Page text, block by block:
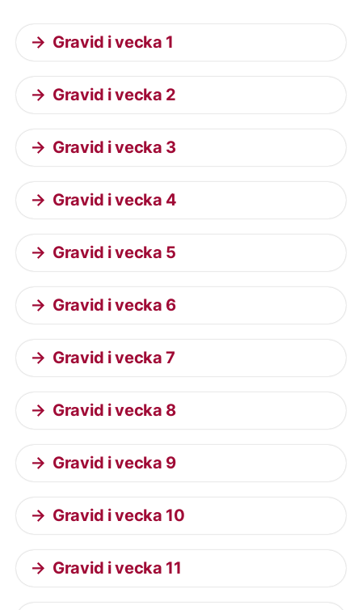
Gravid i vecka 1
Gravid i vecka 2
Gravid i vecka 3
Gravid i vecka 4
Gravid i vecka 5
Gravid i vecka 6
Gravid i vecka 7
Gravid i vecka 8
Gravid i vecka 9
Gravid i vecka 10
Gravid i vecka 11